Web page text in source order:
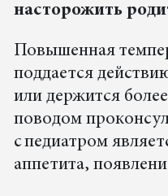
насторожить
Повышенная
поддается
или держится
поводом
с педиатром
аппетита,